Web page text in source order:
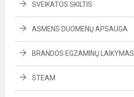
SVEIKATOS SKILTIS
ASMENS DUOMENŲ APSAUGA
BRANDOS EGZAMINŲ LAIKYMAS
STEAM